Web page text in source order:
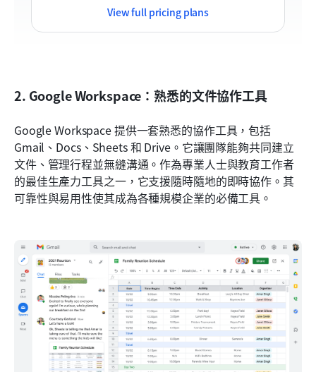
View full pricing plans
2. Google Workspace：熟悉的文件協作工具
Google Workspace 提供一套熟悉的協作工具，包括
Gmail、Docs、Sheets 和 Drive。它讓團隊能夠共同建立
文件、管理行程並無縫溝通。作為專業人士與教育工作者
的最佳生產力工具之一，它支援隨時隨地的即時協作。其
可靠性與易用性使其成為各種規模企業的必備工具。